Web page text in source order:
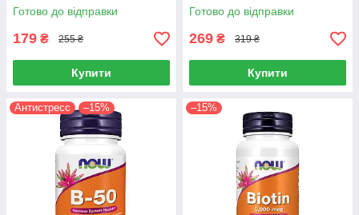
Готово до відправки
179 ₴ 255 ₴
Купити
Готово до відправки
269 ₴ 319 ₴
Купити
Антистресс –15% –15%